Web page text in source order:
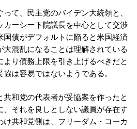
て、民主党のバイデン大統領と、
カーシー下院議長を中心として交渉
国債がデフォルトに陥ると米国経済
大混乱になることは理解されている
より債務上限を引き上げるべきだと
は容易ではないようである。
和党の代表者が妥協案を作ったと
、それを良しとしない議員が存在す
け共和党側は、フリーダム・コーカ